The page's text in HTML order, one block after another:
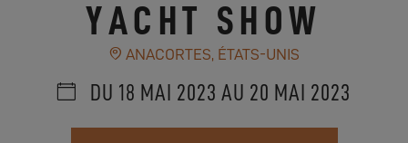
YACHT SHOW
ANACORTES, ÉTATS-UNIS
DU 18 MAI 2023 AU 20 MAI 2023